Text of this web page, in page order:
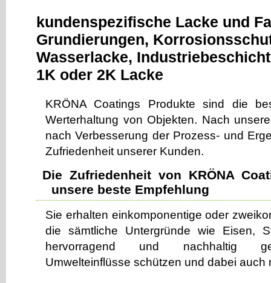
kundenspezifische Lacke und
Grundierungen,
Wasserlacke,
1K oder 2K Lacke
KRÖNA Coatings Produkte sind die
Werterhaltung von Objekten. Nach
nach Verbesserung der Prozess- und
Zufriedenheit unserer Kunden.
Die Zufriedenheit von KRÖNA
unsere beste Empfehlung
Sie erhalten einkomponentige oder
die sämtliche Untergründe wie Eisen,
hervorragend und nachhaltig
Umwelteinflüsse schützen und dabei auch